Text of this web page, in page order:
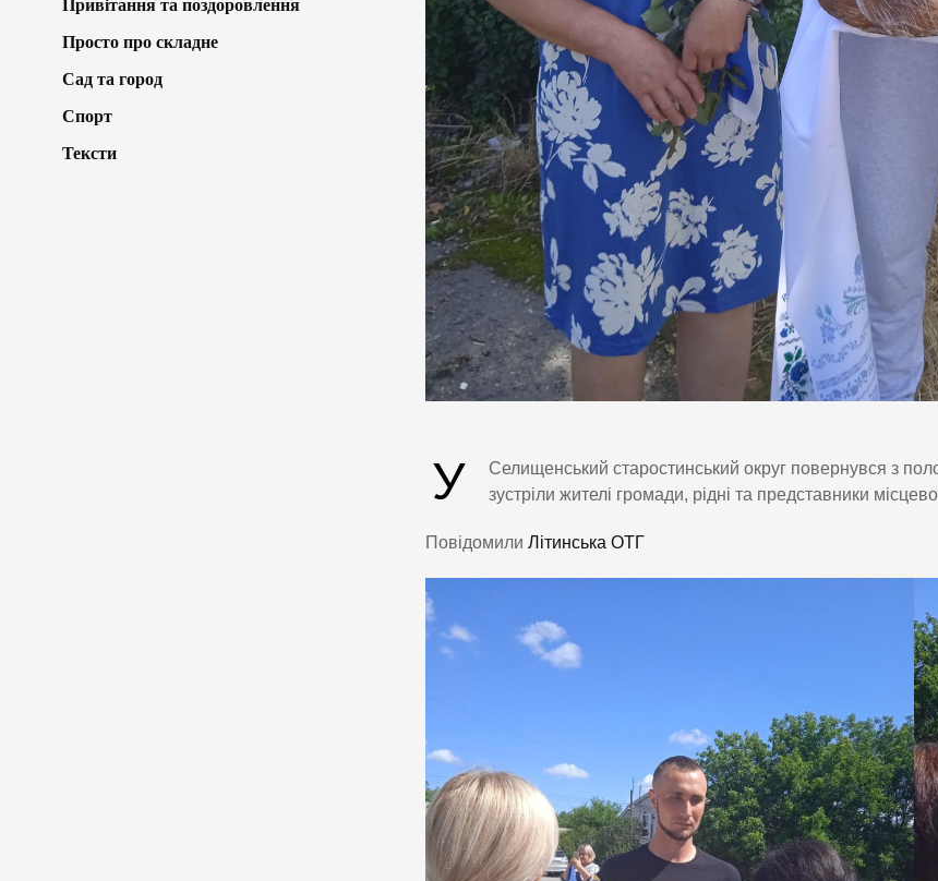
У
Селищенський старостинський округ повернувся з
зустріли жителі громади, рідні та представники
Повідомили Літинська ОТГ
Привітання та поздоровлення
Просто про складне
Сад та город
Спорт
Тексти